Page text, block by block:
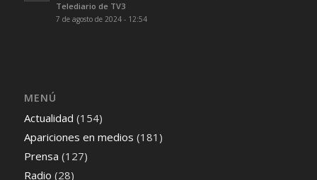
Telediario de TV3
7 de agosto de 2024 - 12:54
MENÚ
Actualidad (154)
Apariciones en medios (181)
Prensa (127)
Radio (28)